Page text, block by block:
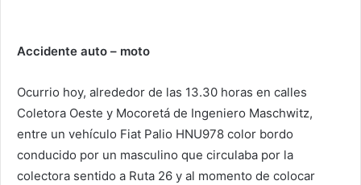
Accidente auto – moto
Ocurrio hoy, alrededor de las 13.30 horas en calles
Coletora Oeste y Mocoretá de Ingeniero Maschwitz,
entre un vehículo Fiat Palio HNU978 color bordo
conducido por un masculino que circulaba por la
colectora sentido a Ruta 26 y al momento de colocar